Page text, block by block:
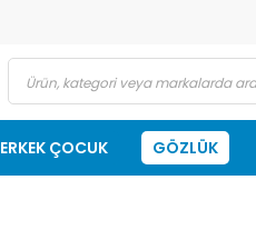
ERKEK ÇOCUK GÖZLÜK